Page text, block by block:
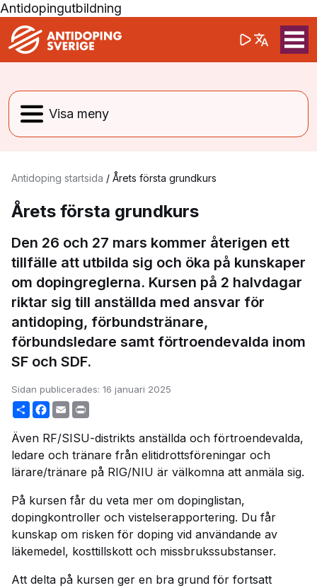
Antidopingutbildning
Sök på(opens in a
Antidoping startsida / Årets första grundkurs
Årets första grundkurs
Den 26 och 27 mars kommer återigen ett
tillfälle att utbilda sig och öka på kunskaper
om dopingreglerna. Kursen på 2 halvdagar
riktar sig till anställda med ansvar för
antidoping, förbundstränare,
förbundsledare samt förtroendevalda inom
SF och SDF.
Sidan publicerades: 16 januari 2025
ShareFacebook
Email
Även RF/SISU-distrikts anställda och förtroendevalda,
ledare och tränare från elitidrottsföreningar och
lärare/tränare på RIG/NIU är välkomna att anmäla sig.
På kursen får du veta mer om dopinglistan,
dopingkontroller och vistelserapportering. Du får
kunskap om risken för doping vid användande av
läkemedel, kosttillskott och missbrukssubstanser.
Att delta på kursen ger en bra grund för fortsatt